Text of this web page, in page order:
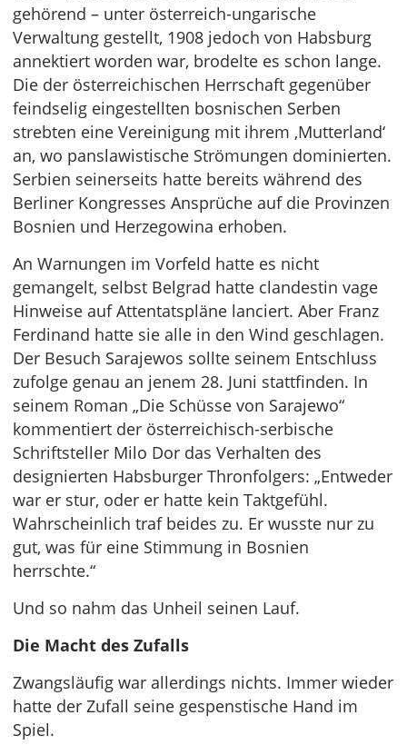
gehörend – unter österreich-ungarische
Verwaltung gestellt, 1908 jedoch von Habsburg
annektiert worden war, brodelte es schon lange.
Die der österreichischen Herrschaft gegenüber
feindselig eingestellten bosnischen Serben
strebten eine Vereinigung mit ihrem ‚Mutterland‘
an, wo panslawistische Strömungen dominierten.
Serbien seinerseits hatte bereits während des
Berliner Kongresses Ansprüche auf die Provinzen
Bosnien und Herzegowina erhoben.
An Warnungen im Vorfeld hatte es nicht
gemangelt, selbst Belgrad hatte clandestin vage
Hinweise auf Attentatspläne lanciert. Aber Franz
Ferdinand hatte sie alle in den Wind geschlagen.
Der Besuch Sarajewos sollte seinem Entschluss
zufolge genau an jenem 28. Juni stattfinden. In
seinem Roman „Die Schüsse von Sarajewo“
kommentiert der österreichisch-serbische
Schriftsteller Milo Dor das Verhalten des
designierten Habsburger Thronfolgers: „Entweder
war er stur, oder er hatte kein Taktgefühl.
Wahrscheinlich traf beides zu. Er wusste nur zu
gut, was für eine Stimmung in Bosnien
herrschte.“
Und so nahm das Unheil seinen Lauf.
Die Macht des Zufalls
Zwangsläufig war allerdings nichts. Immer wieder
hatte der Zufall seine gespenstische Hand im
Spiel.